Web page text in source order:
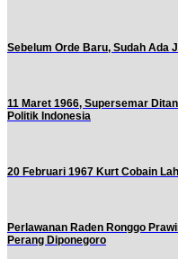
Sebelum Orde Baru, Sudah Ada
11 Maret 1966, Supersemar
Politik Indonesia
20 Februari 1967 Kurt Cobain
Perlawanan Raden Ronggo
Perang Diponegoro